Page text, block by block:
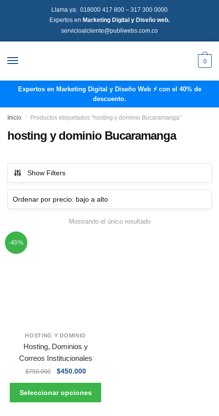
Llama ya: 018000 417 800 – 317 300 0000
Expertos en Marketing Digital y Diseño web.
servicioalcliente@publiwebs.com.co
0
Expertos en Marketing Digital y Diseño Web ⚡ con el 40% de
descuento.
Inicio / Productos etiquetados “hosting y dominio Bucaramanga”
hosting y dominio Bucaramanga
Show Filters
Mostrando el único resultado
-40%
HOSTING Y DOMINIO
Hosting, Dominios y
Correos Institucionales
$750.000 $450.000
Seleccionar opciones